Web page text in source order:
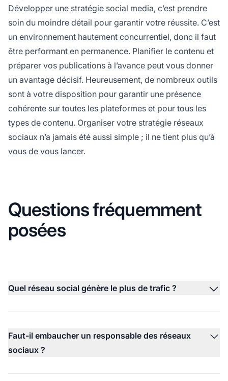
Développer une stratégie social media, c’est prendre
soin du moindre détail pour garantir votre réussite. C’est
un environnement hautement concurrentiel, donc il faut
être performant en permanence. Planifier le contenu et
préparer vos publications à l’avance peut vous donner
un avantage décisif. Heureusement, de nombreux outils
sont à votre disposition pour garantir une présence
cohérente sur toutes les plateformes et pour tous les
types de contenu. Organiser votre stratégie réseaux
sociaux n’a jamais été aussi simple ; il ne tient plus qu’à
vous de vous lancer.
Questions fréquemment
posées
Quel réseau social génère le plus de trafic ?
Faut-il embaucher un responsable des réseaux
sociaux ?